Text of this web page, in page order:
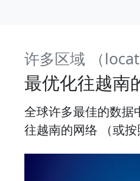
许多区域 （
最优化往越南
全球许多最佳的数据
往越南的网络 （或